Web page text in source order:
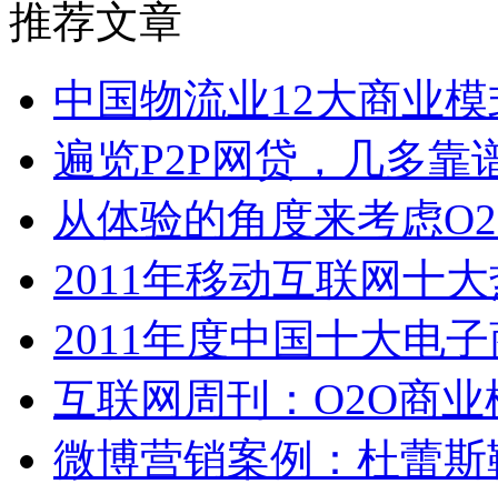
推荐文章
中国物流业12大商业
遍览P2P网贷，几多靠
从体验的角度来考虑
2011年移动互联网十
2011年度中国十大电
互联网周刊：O2O商
微博营销案例：杜蕾